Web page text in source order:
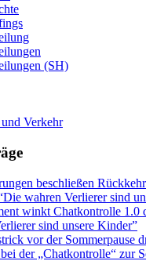
(SH)
Verkehr
beschließen
wahren Verlierer sind
winkt Chatkontrolle 1.0
sind unsere Kinder”
vor der Sommerpause
der „Chatkontrolle“ zur